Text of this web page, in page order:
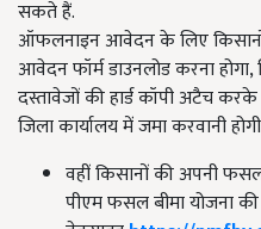
सकते हैं.
ऑफलनाइन आवेदन के लिए
आवेदन फॉर्म डाउनलोड करना होगा,
दस्तावेजों की हार्ड कॉपी अटैच करके
जिला कार्यालय में जमा करवानी
वहीं किसानों की अपनी
पीएम फसल बीमा योजना